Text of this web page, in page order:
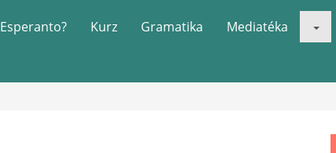
Esperanto? Kurz Gramatika Mediatéka